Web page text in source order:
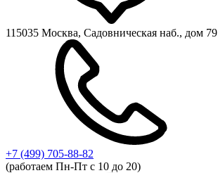
115035 Москва, Садовническая наб., дом 79
+7 (499) 705-88-82
(работаем Пн-Пт с 10 до 20)